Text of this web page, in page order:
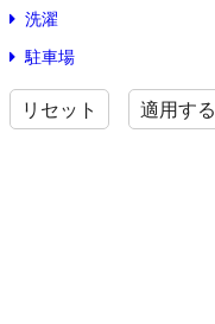
洗濯
駐車場
リセット 適用する